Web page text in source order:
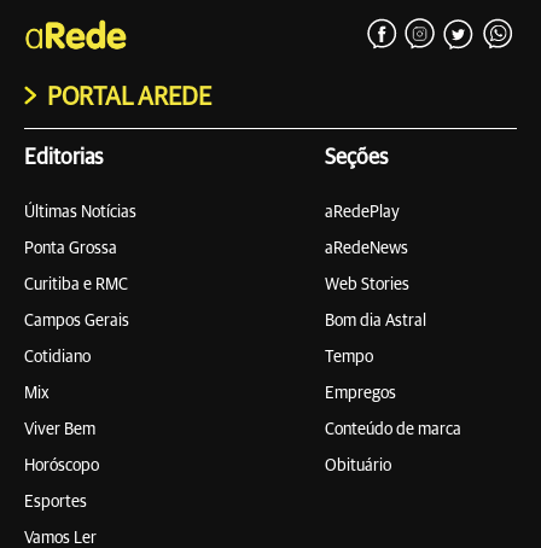
PORTAL AREDE
Editorias
Últimas Notícias
Ponta Grossa
Curitiba e RMC
Campos Gerais
Cotidiano
Mix
Viver Bem
Horóscopo
Esportes
Vamos Ler
Seções
aRedePlay
aRedeNews
Web Stories
Bom dia Astral
Tempo
Empregos
Conteúdo de marca
Obituário